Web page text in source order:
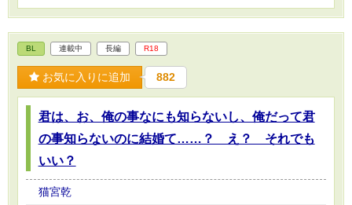
BL 連載中 長編 R18
お気に入りに追加 882
君は、お、俺の事なにも知らないし、俺だって君
の事知らないのに結婚て……？ え？ それでも
いい？
猫宮乾